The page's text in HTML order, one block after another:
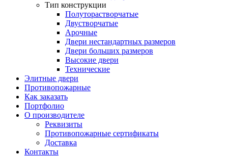
Тип конструкции
Полуторастворчатые
Двустворчатые
Арочные
Двери нестандартных размеров
Двери больших размеров
Высокие двери
Технические
Элитные двери
Противопожарные
Как заказать
Портфолио
О производителе
Реквизиты
Противопожарные сертификаты
Доставка
Контакты